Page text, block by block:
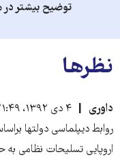
توضیح بیشتر در
نظرها
داوری
۴ دی ۱۳۹۲، ۲۱:۴۹
روابط دیپلماسی دولتها
اروپایی تسلیحات نظامی به